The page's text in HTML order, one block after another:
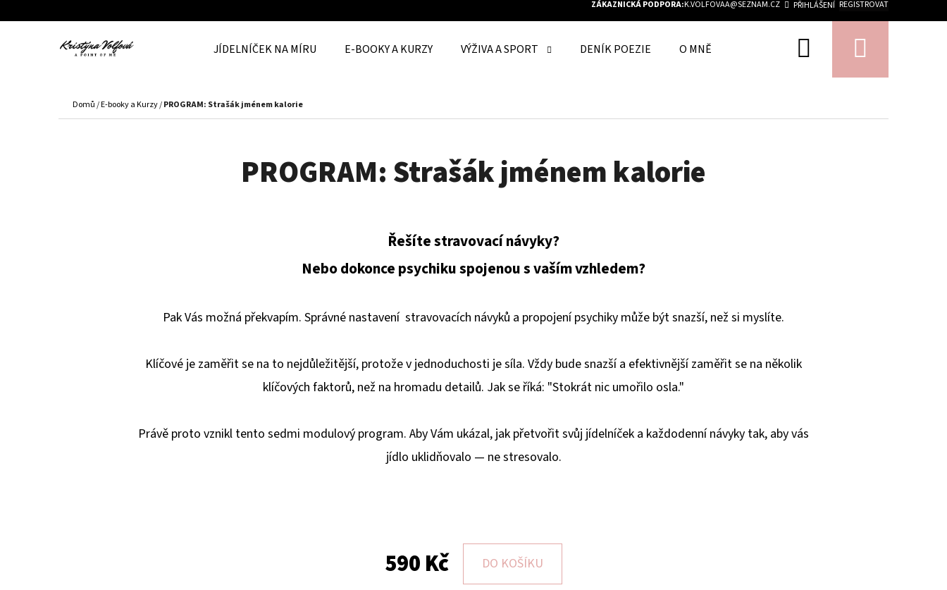
ZÁKAZNICKÁ PODPORA:K.VOLFOVAA@SEZNAM.CZ PŘIHLÁŠENÍ REGISTROVAT
JÍDELNÍČEK NA MÍRU E-BOOKY A KURZY VÝŽIVA A SPORT DENÍK POEZIE O MNĚ Hledat
Domů/E-booky a Kurzy/PROGRAM: Strašák jménem kalorie
PROGRAM: Strašák jménem kalorie
Řešíte stravovací návyky?
Nebo dokonce psychiku spojenou s vaším vzhledem?
Pak Vás možná překvapím. Správné nastavení stravovacích návyků a propojení psychiky může být snazší, než si myslíte.
Klíčové je zaměřit se na to nejdůležitější, protože v jednoduchosti je síla. Vždy bude snazší a efektivnější zaměřit se na několik
klíčových faktorů, než na hromadu detailů. Jak se říká: "Stokrát nic umořilo osla."
Právě proto vznikl tento sedmi modulový program. Aby Vám ukázal, jak přetvořit svůj jídelníček a každodenní návyky tak, aby vás
jídlo uklidňovalo — ne stresovalo.
590 Kč DO KOŠÍKU